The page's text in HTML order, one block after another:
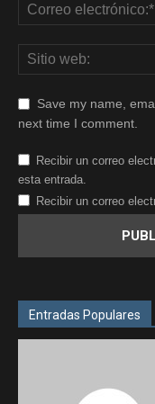
Save my name,
next time I comment.
Recibir un correo
esta entrada.
Recibir un correo
Entradas Populares